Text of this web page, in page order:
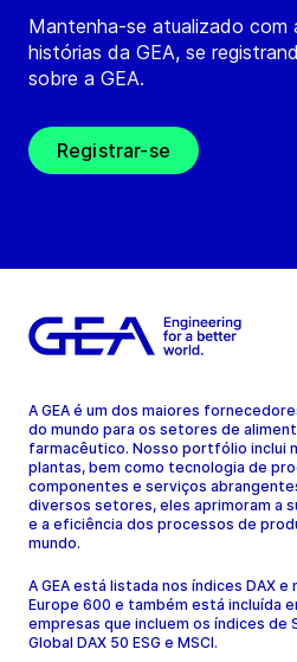
Mantenha-se atualizado com
histórias da GEA, se
sobre a GEA.
Registrar-se
A GEA é um dos maiores
do mundo para os setores de
farmacêutico. Nosso portfólio inclui
plantas, bem como tecnologia de
componentes e serviços
diversos setores, eles aprimoram a
e a eficiência dos processos de
mundo.
A GEA está listada nos índices DAX e
Europe 600 e também está incluída
empresas que incluem os índices de
Global DAX 50 ESG e MSCI.